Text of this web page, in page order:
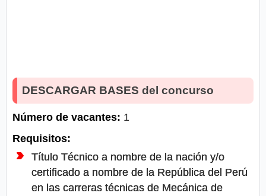
DESCARGAR BASES del concurso
Número de vacantes: 1
Requisitos:
Título Técnico a nombre de la nación y/o
certificado a nombre de la República del Perú
en las carreras técnicas de Mecánica de